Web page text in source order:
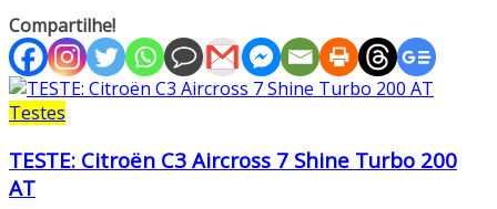
Compartilhe!
Testes
TESTE: Citroën C3 Aircross 7 Shine Turbo 200
AT